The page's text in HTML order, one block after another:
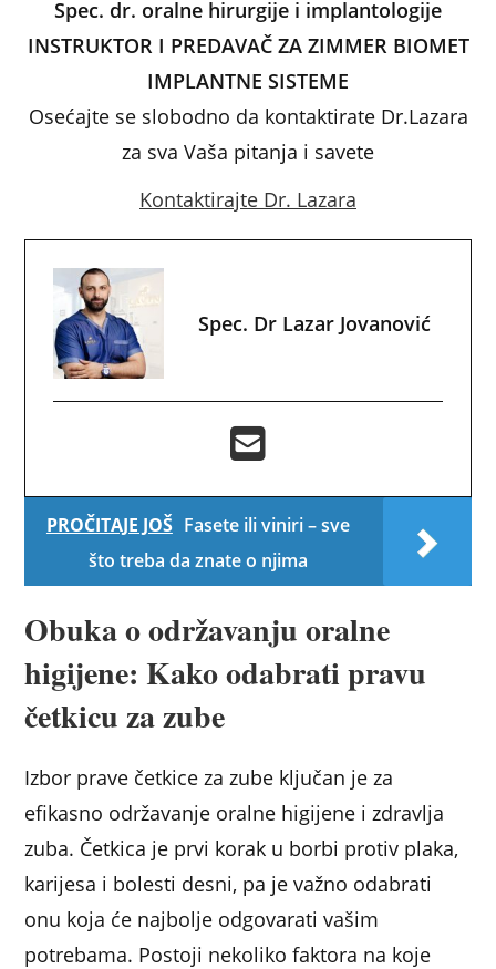
Spec. dr. oralne hirurgije i implantologije
INSTRUKTOR I PREDAVAČ ZA ZIMMER BIOMET
IMPLANTNE SISTEME
Osećajte se slobodno da kontaktirate Dr.Lazara
za sva Vaša pitanja i savete
Kontaktirajte Dr. Lazara
Spec. Dr Lazar Jovanović
PROČITAJE JOŠ Fasete ili viniri – sve
što treba da znate o njima
Obuka o održavanju oralne
higijene: Kako odabrati pravu
četkicu za zube
Izbor prave četkice za zube ključan je za
efikasno održavanje oralne higijene i zdravlja
zuba. Četkica je prvi korak u borbi protiv plaka,
karijesa i bolesti desni, pa je važno odabrati
onu koja će najbolje odgovarati vašim
potrebama. Postoji nekoliko faktora na koje